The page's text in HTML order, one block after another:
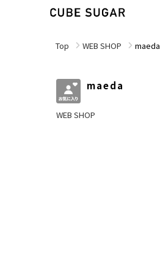
Top WEB SHOP maeda
maeda
WEB SHOP